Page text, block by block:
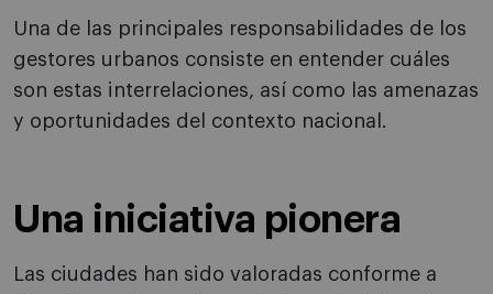
Una de las principales responsabilidades de los
gestores urbanos consiste en entender cuáles
son estas interrelaciones, así como las amenazas
y oportunidades del contexto nacional.
Una iniciativa pionera
Las ciudades han sido valoradas conforme a